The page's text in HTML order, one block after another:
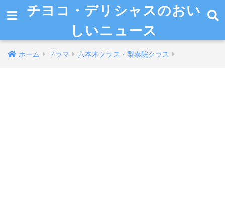
チヨコ・デリシャスのおい
しいニュース
ホーム ドラマ 六本木クラス・梨泰院クラス